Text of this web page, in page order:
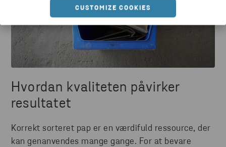
CUSTOMIZE COOKIES
Hvordan kvaliteten påvirker
resultatet
Korrekt sorteret pap er en værdifuld ressource, der
kan genanvendes mange gange. For at bevare